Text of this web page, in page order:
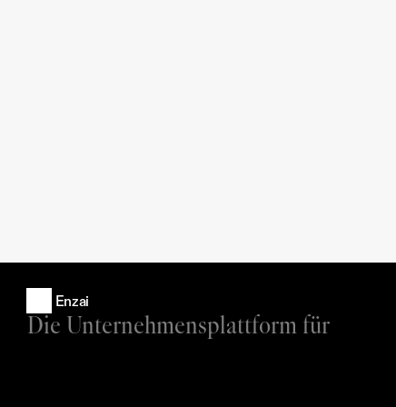
Enzai
Die Unternehmensplattform für